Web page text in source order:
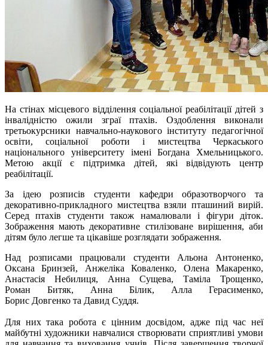
На стінах місцевого відділення соціальної реабілітації дітей з
інвалідністю ожили зграї птахів. Оздоблення виконали
третьокурсники навчально-наукового інституту педагогічної
освіти, соціальної роботи і мистецтва Черкаського
національного університету імені Богдана Хмельницького.
Метою акції є підтримка дітей, які відвідують центр
реабілітації.
За ідею розписів студенти кафедри образотворчого та
декоративно-прикладного мистецтва взяли пташиний вирій.
Серед птахів студенти також намалювали і фігури діток.
Зображення мають декоративне стилізоване вирішення, аби
дітям було легше та цікавіше розглядати зображення.
Над розписами працювали студенти Альона Антоненко,
Оксана Бринзей, Анжеліка Коваленко, Олена Макаренко,
Анастасія Небилиця, Анна Сущева, Таміла Трощенко,
Роман Битяк, Анна Білик, Алла Герасименко,
Борис Довгенко та Давид Суддя.
Для них така робота є цінним досвідом, адже під час неї
майбутні художники навчалися створювати сприятливі умови